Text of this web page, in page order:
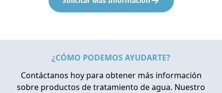
¿CÓMO PODEMOS AYUDARTE?
Contáctanos hoy para obtener más información
sobre productos de tratamiento de agua. Nuestro